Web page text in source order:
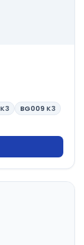
K3 BG009 K3